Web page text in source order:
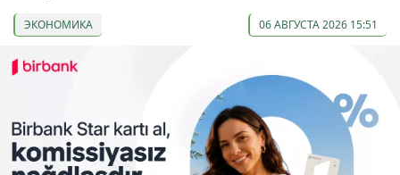
ЭКОНОМИКА 06 АВГУСТА 2026 15:51